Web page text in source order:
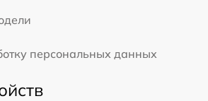
персональных данных